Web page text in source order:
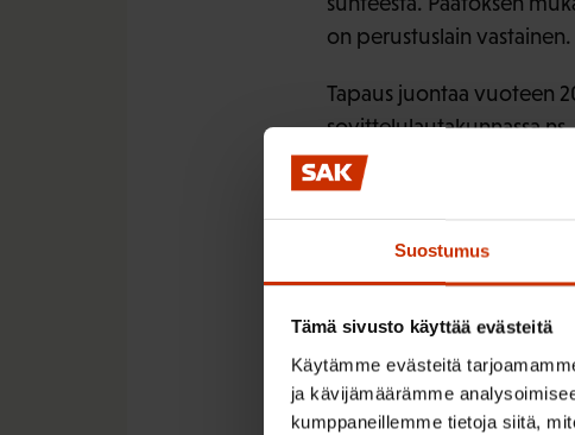
Suostumus
Tämä sivusto käyttää evästeitä
Käytämme evästeitä
ja kävijämäärämme
kumppaneillemme tietoja siitä,
on perustuslain vastainen.
Tapaus juontaa vuoteen
sovittelulautakunnassa
terveydenhuollossa
kaksi kantelua, joiden
tekevien työntekijöiden
SAK:n mielestä AOK:n
yhdenvertaisuus ja
käyttöalaa rajoitettaisiin,